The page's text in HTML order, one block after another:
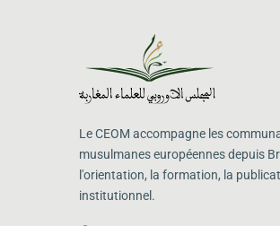
Le CEOM accompagne les
musulmanes européennes depuis
l'orientation, la formation, la
institutionnel.